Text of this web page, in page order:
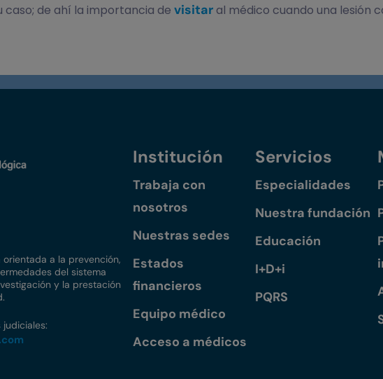
caso; de ahí la importancia de visitar al médico cuando una lesión
a la prevención,
del sistema
y la prestación
Institución
Trabaja con
nosotros
Nuestras sedes
Estados
financieros
Equipo médico
Acceso a médicos
Servicios
Especialidades
Nuestra fundación
Educación
I+D+i
PQRS